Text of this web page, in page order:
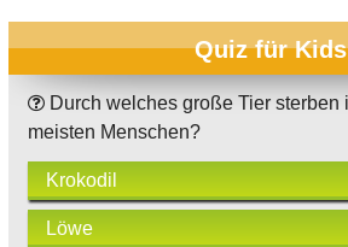
Quiz für Kids
Durch welches große Tier sterben
meisten Menschen?
Krokodil
Löwe